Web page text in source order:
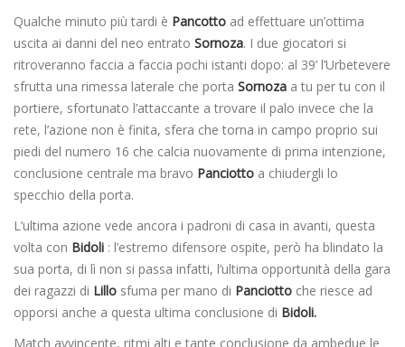
Qualche minuto più tardi è Pancotto ad effettuare un’ottima
uscita ai danni del neo entrato Sornoza. I due giocatori si
ritroveranno faccia a faccia pochi istanti dopo: al 39’ l’Urbetevere
sfrutta una rimessa laterale che porta Sornoza a tu per tu con il
portiere, sfortunato l’attaccante a trovare il palo invece che la
rete, l’azione non è finita, sfera che torna in campo proprio sui
piedi del numero 16 che calcia nuovamente di prima intenzione,
conclusione centrale ma bravo Panciotto a chiudergli lo
specchio della porta.
L’ultima azione vede ancora i padroni di casa in avanti, questa
volta con Bidoli : l’estremo difensore ospite, però ha blindato la
sua porta, di lì non si passa infatti, l’ultima opportunità della gara
dei ragazzi di Lillo sfuma per mano di Panciotto che riesce ad
opporsi anche a questa ultima conclusione di Bidoli.
Match avvincente, ritmi alti e tante conclusione da ambedue le